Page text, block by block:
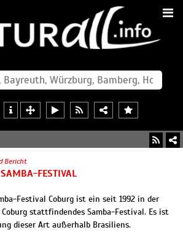
Bericht
FESTIVAL
Festival Coburg ist ein seit 1992 in der
stattfindendes Samba-Festival. Es ist
dieser Art außerhalb Brasiliens.